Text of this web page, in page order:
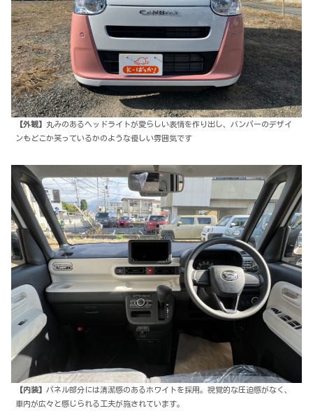
【外観】 丸みのあるヘッドライトが愛らしい表情を作り出し、バンパーのデザイ
ンもどこか笑っているかのような優しい雰囲気です
【内装】 パネル部分には清潔感のあるホワイトを採用。視覚的な圧迫感がなく、
車内が広々と感じられる工夫が施されています。